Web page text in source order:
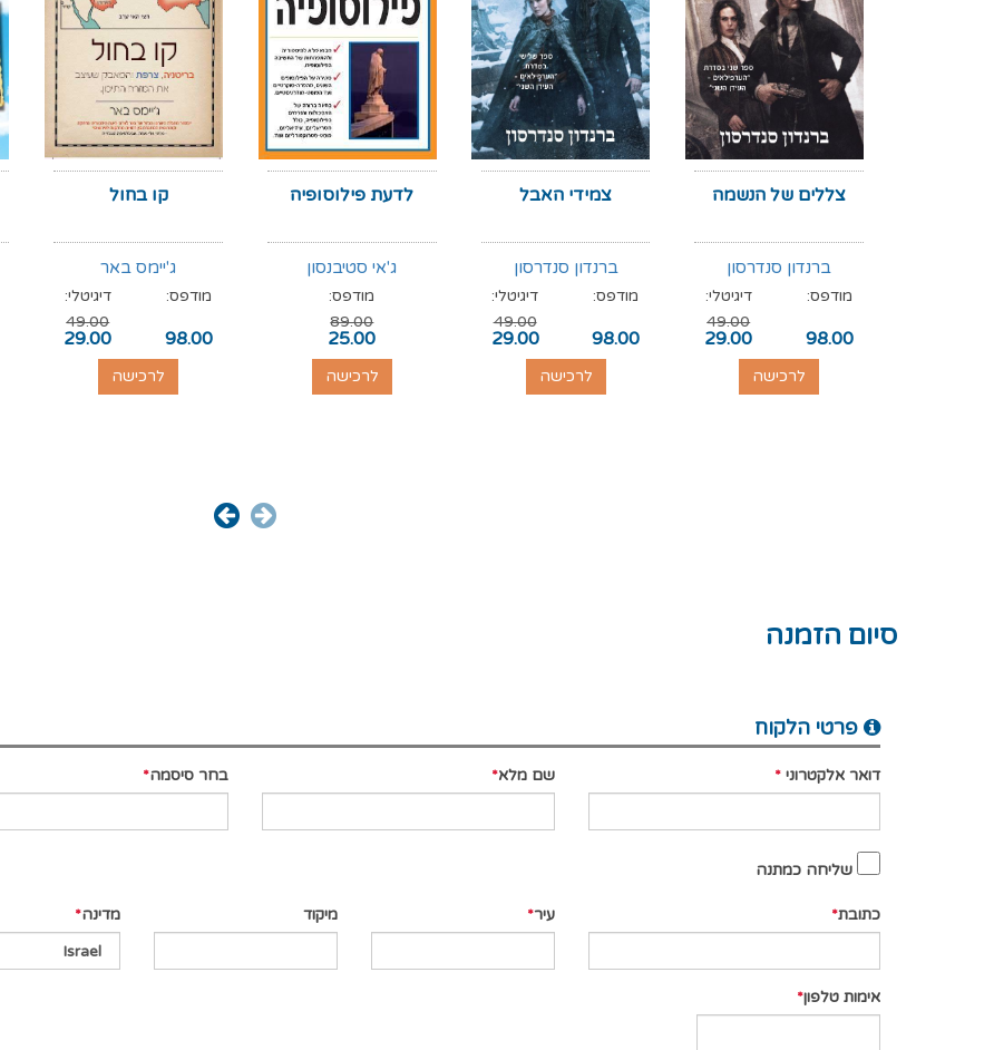
צללים של הנשמה
ברנדון סנדרסון
מודפס:
98.00
דיגיטלי:
49.00
29.00
לרכישה
צמידי האבל
ברנדון סנדרסון
מודפס:
98.00
דיגיטלי:
49.00
29.00
לרכישה
לדעת פילוסופיה
ג'אי סטיבנסון
מודפס:
89.00
25.00
לרכישה
קו בחול
ג'יימס באר
מודפס:
98.00
דיגיטלי:
49.00
29.00
לרכישה
סיום הזמנה
פרטי הלקוח
דואר אלקטרוני שם מלא בחר סיסמה
שליחה כמתנה
כתובת עיר מיקוד מדינה
אימות טלפון